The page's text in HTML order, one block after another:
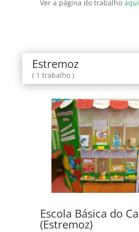
Ver a página do trabalho aqui
Estremoz
( 1 trabalho )
Escola Básica do
(Estremoz)